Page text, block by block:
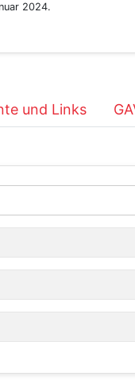
2024.
und Links